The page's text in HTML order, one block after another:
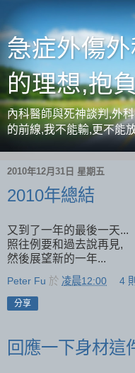
急症外傷
的理想,抱
內科醫師與死神談判,外
的前線,我不能輸,更不能
2010年12月31日 星期五
2010年總結
又到了一年的最後一天...
照往例要和過去說再見,
然後展望新的一年...
Peter Fu 於 凌晨12:00 4
分享
回應一下身材這